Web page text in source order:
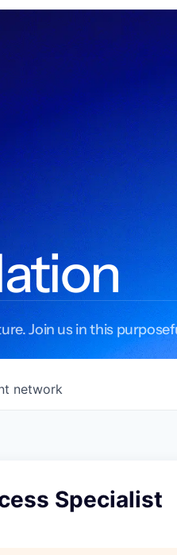
Join us in this
network
Specialist